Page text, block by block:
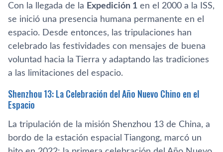
Con la llegada de la Expedición 1 en el 2000 a la ISS,
se inició una presencia humana permanente en el
espacio. Desde entonces, las tripulaciones han
celebrado las festividades con mensajes de buena
voluntad hacia la Tierra y adaptando las tradiciones
a las limitaciones del espacio.
Shenzhou 13: La Celebración del Año Nuevo Chino en el
Espacio
La tripulación de la misión Shenzhou 13 de China, a
bordo de la estación espacial Tiangong, marcó un